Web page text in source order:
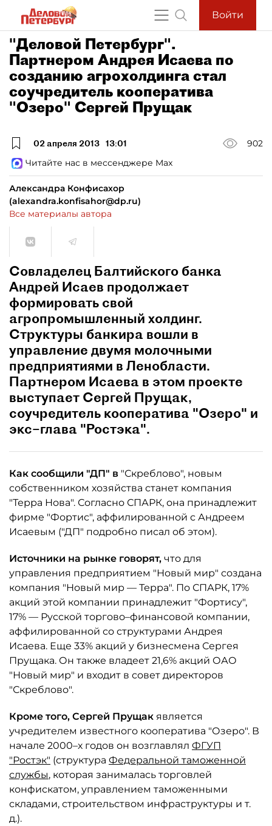
Войти
"Деловой Петербург".
Партнером Андрея Исаева по
созданию агрохолдинга стал
соучредитель кооператива
"Озеро" Сергей Прущак
02 апреля 2013 13:01
902
Читайте нас в мессенджере Max
Александра Конфисахор
(alexandra.konfisahor@dp.ru)
Все материалы автора
Совладелец Балтийского банка
Андрей Исаев продолжает
формировать свой
агропромышленный холдинг.
Структуры банкира вошли в
управление двумя молочными
предприятиями в Ленобласти.
Партнером Исаева в этом проекте
выступает Сергей Прущак,
соучредитель кооператива "Озеро" и
экс–глава "Ростэка".
Как сообщили "ДП" в "Скреблово", новым
собственником хозяйства станет компания
"Терра Нова". Согласно СПАРК, она принадлежит
фирме "Фортис", аффилированной с Андреем
Исаевым ("ДП" подробно писал об этом).
Источники на рынке говорят, что для
управления предприятием "Новый мир" создана
компания "Новый мир — Терра". По СПАРК, 17%
акций этой компании принадлежит "Фортису",
17% — Русской торгово–финансовой компании,
аффилированной со структурами Андрея
Исаева. Еще 33% акций у бизнесмена Сергея
Прущака. Он также владеет 21,6% акций ОАО
"Новый мир" и входит в совет директоров
"Скреблово".
Кроме того, Сергей Прущак является
учредителем известного кооператива "Озеро". В
начале 2000–х годов он возглавлял ФГУП
"Ростэк" (структура Федеральной таможенной
службы, которая занималась торговлей
конфискатом, управлением таможенными
складами, строительством инфраструктуры и т.
д.).